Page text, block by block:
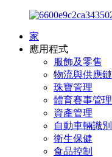
家
應用程式
服飾及零售
物流與供應鏈
珠寶管理
體育賽事管理
資產管理
自動車輛識別
衛生保健
食品控制